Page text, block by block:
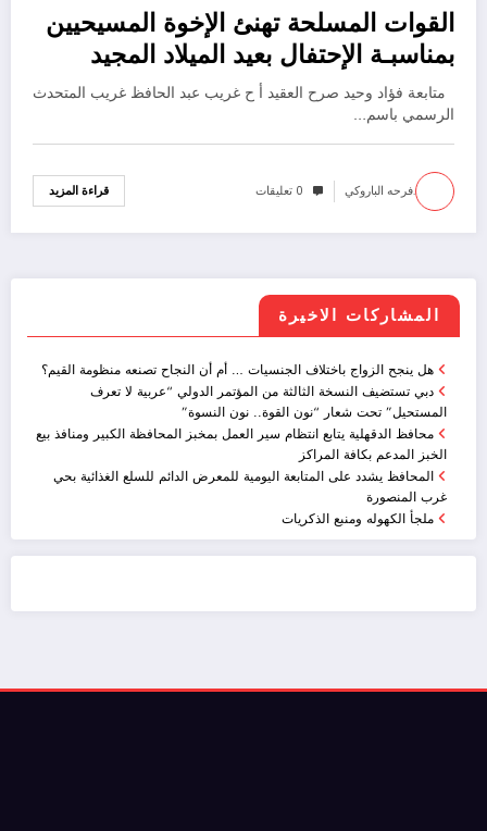
القوات المسلحة تهنئ الإخوة المسيحيين
بمناسبـة الإحتفال بعيد الميلاد المجيد
متابعة فؤاد وحيد صرح العقيد أ ح غريب عبد الحافظ غريب المتحدث
الرسمي باسم…
.فرحه الباروكي 0 تعليقات قراءة المزيد
المشاركات الاخيرة
هل ينجح الزواج باختلاف الجنسيات … أم أن النجاح تصنعه منظومة القيم؟
دبي تستضيف النسخة الثالثة من المؤتمر الدولي “عربية لا تعرف
المستحيل” تحت شعار “نون القوة.. نون النسوة”
محافظ الدقهلية يتابع انتظام سير العمل بمخبز المحافظة الكبير ومنافذ بيع
الخبز المدعم بكافة المراكز
المحافظ يشدد على المتابعة اليومية للمعرض الدائم للسلع الغذائية بحي
غرب المنصورة
ملجأ الكهوله ومنبع الذكريات